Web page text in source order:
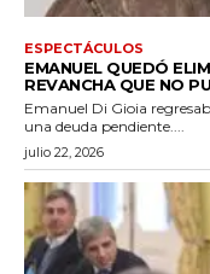
ESPECTÁCULOS
EMANUEL QUEDÓ
REVANCHA QUE NO
Emanuel Di Gioia
una deuda pendiente....
julio 22, 2026